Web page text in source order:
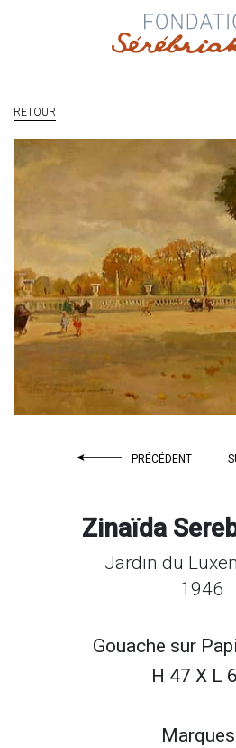
RETOUR
PRÉCÉDENT
Zinaïda
Jardin du
1946
Gouache sur
H 47 X L